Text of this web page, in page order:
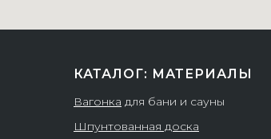
КАТАЛОГ: МАТЕРИАЛЫ
Вагонка для бани и сауны
Шпунтованная доска